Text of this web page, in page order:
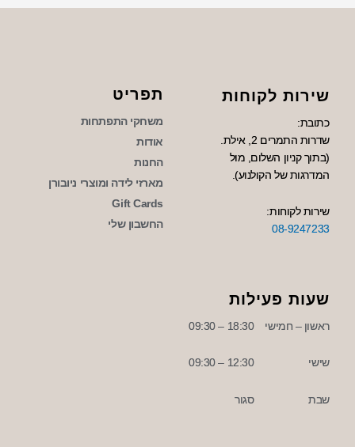
שירות לקוחות
כתובת:
שדרות התמרים 2, אילת.
(בתוך קניון השלום, מול
המדרגות של הקולנוע).
שירות לקוחות:
08-9247233
תפריט
משחקי התפתחות
אודות
החנות
מארזי לידה ומוצרי ניובורן
Gift Cards
החשבון שלי
שעות פעילות
ראשון – חמישי
שישי
שבת
18:30 – 09:30
12:30 – 09:30
סגור